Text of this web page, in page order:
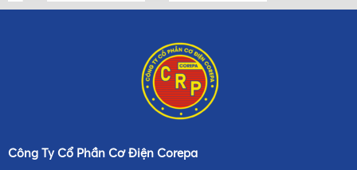
Công Ty Cổ Phần Cơ Điện Corepa